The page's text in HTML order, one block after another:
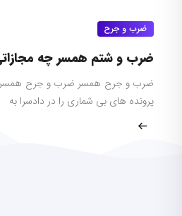
ضرب و جرح
ضرب و شتم همسر چه
ضرب و جرح همسر ضرب و جرح همسر
پرونده های بی شماری را در دادسرا به